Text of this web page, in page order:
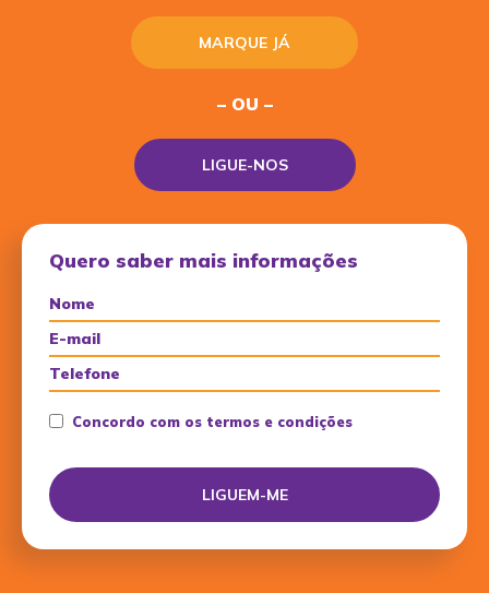
MARQUE JÁ
– OU –
LIGUE-NOS
Quero saber mais informações
Concordo com os termos e condições